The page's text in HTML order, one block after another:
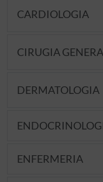
CARDIOLOGIA
CIRUGIA
DERMATOLOGIA
ENFERMERIA